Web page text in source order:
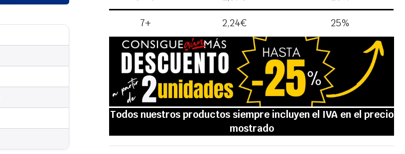
7+ 2,24€ 25%